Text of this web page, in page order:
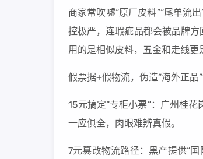
商家常吹嘘“原厂皮料”“尾单流
控极严，连瑕疵品都会被品牌方
用的是相似皮料，五金和走线更
假票据+假物流，伪造“海外正品
15元搞定“专柜小票”：广州桂
一应俱全，肉眼难辨真假。
7元篡改物流路径：黑产提供“